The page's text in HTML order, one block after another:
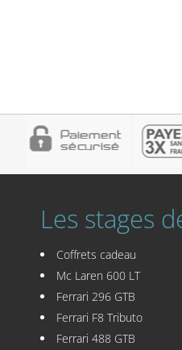
Les stages
Coffrets cadeau
Mc Laren 600 LT
Ferrari 296 GTB
Ferrari F8 Tributo
Ferrari 488 GTB